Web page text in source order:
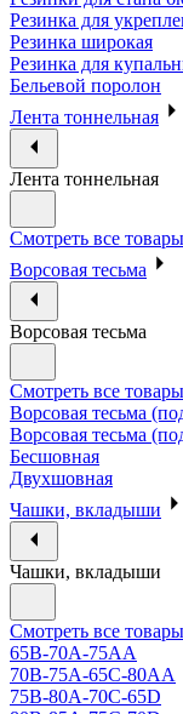
Резинка для
Резинка широкая
Резинка для
Бельевой поролон
Лента тоннельная
Лента тоннельная
Смотреть все товары
Ворсовая тесьма
Ворсовая тесьма
Смотреть все товары
Ворсовая тесьма
Ворсовая тесьма
Бесшовная
Двухшовная
Чашки, вкладыши
Чашки, вкладыши
Смотреть все товары
65B-70A-75АА
70В-75А-65С-80АА
75В-80А-70С-65D